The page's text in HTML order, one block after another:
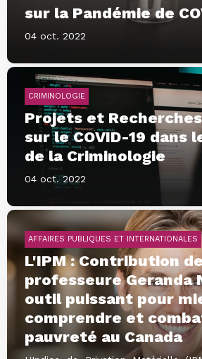
sur la Pandémie de
04 oct. 2022
CRIMINOLOGIE
Projets et
sur le COVID-19 dans
de la Criminologie
04 oct. 2022
AFFAIRES PUBLIQUES ET INTERNATIONALES
L'IPM : Contribution
professeure Geranda
outil puissant pour
comprendre et
pauvreté au Canada